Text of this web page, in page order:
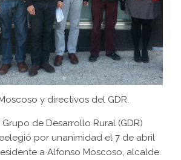
y directivos del GDR.
de Desarrollo Rural (GDR)
por unanimidad el 7 de abril
a Alfonso Moscoso, alcalde